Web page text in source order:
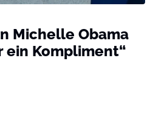
Michelle Obama
ein Kompliment“